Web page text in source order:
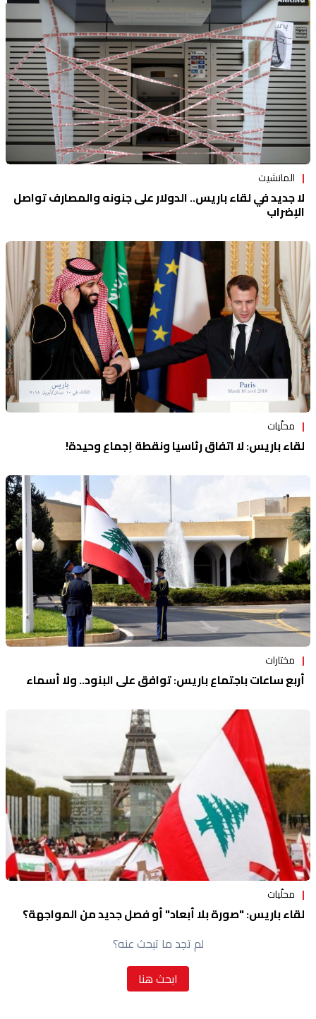
منوعات
المانشيت
لا جديد في لقاء باريس.. الدولار على جنونه والمصارف تواصل
الإضراب
محلّيات
لقاء باريس: لا اتفاق رئاسيا ونقطة إجماع وحيدة!
مختارات
أربع ساعات باجتماع باريس: توافق على البنود.. ولا أسماء
محلّيات
لقاء باريس: "صورة بلا أبعاد" أو فصل جديد من المواجهة؟
لم تجد ما تبحث عنه؟
ابحث هنا